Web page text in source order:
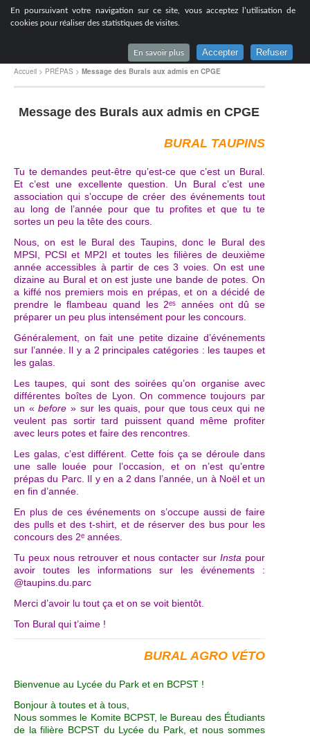
En poursuivant votre navigation sur ce site, vous acceptez l’utilisation de
cookies pour réaliser des statistiques de visites.
En savoir plus Accepter Refuser
Lycée du Parc à Lyon
Accueil > PRÉPAS > Message des Burals aux admis en CPGE
Message des Burals aux admis en CPGE
BURAL TAUPINS
Tu te demandes peut-être qu’est-ce que c’est un Bural.
Et c’est une excellente question. Un Bural c’est une
association qui s’occupe de créer des événements tout
au long de l’année pour que tu profites et que tu te
sortes un peu la tête des cours.
Nous, on est le Bural des Taupins, donc le Bural des
MPSI, PCSI et MP2I et toutes les filières de deuxième
année accessibles à partir de ces 3 voies. On est une
dizaine au Bural et on est juste une bande de potes. On
a kiffé nos premiers mois en prépas, et on a décidé de
prendre le flambeau quand les 2ᵉˢ années ont dû se
préparer un peu plus intensément pour les concours.
Généralement, on fait une petite dizaine d’événements
sur l’année. Il y a 2 principales catégories : les taupes et
les galas.
Les taupes, qui sont des soirées qu’on organise avec
différentes boîtes de Lyon. On commence toujours par
un «before » sur les quais, pour que tous ceux qui ne
veulent pas sortir tard puissent quand même profiter
avec leurs potes et faire des rencontres.
Les galas, c’est différent. Cette fois ça se déroule dans
une salle louée pour l’occasion, et on n’est qu’entre
prépas du Parc. Il y en a 2 dans l’année, un à Noël et un
en fin d’année.
En plus de ces événements on s’occupe aussi de faire
des pulls et des t-shirt, et de réserver des bus pour les
concours des 2ᵉ années.
Tu peux nous retrouver et nous contacter sur Insta pour
avoir toutes les informations sur les événements :
@taupins.du.parc
Merci d’avoir lu tout ça et on se voit bientôt.
Ton Bural qui t’aime !
BURAL AGRO VÉTO
Bienvenue au Lycée du Park et en BCPST !
Bonjour à toutes et à tous,
Nous sommes le Komite BCPST, le Bureau des Étudiants
de la filière BCPST du Lycée du Park, et nous sommes